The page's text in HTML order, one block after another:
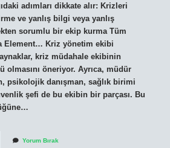
adımları dikkate alır: Krizleri
ve yanlış bilgi veya yanlış
sorumlu bir ekip kurma Tüm
Element… Kriz yönetim ekibi
kriz müdahale ekibinin
olmasını öneriyor. Ayrıca, müdür
psikolojik danışman, sağlık birimi
şefi de bu ekibin bir parçası. Bu
Yorum Bırak